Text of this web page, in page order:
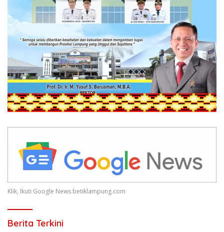
Klik, Ikuti Google News betiklampung.com
Berita Terkini